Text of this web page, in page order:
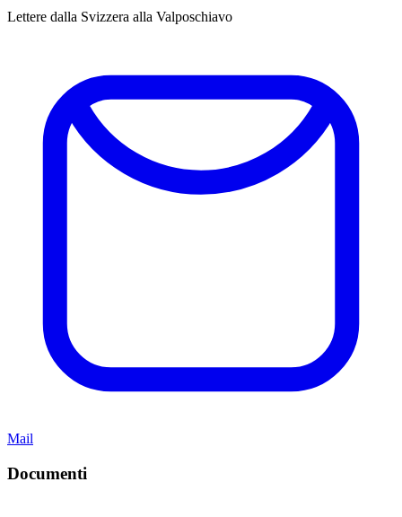
Lettere dalla Svizzera alla Valposchiavo
Mail
Documenti